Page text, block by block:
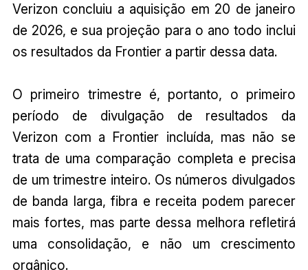
Verizon concluiu a aquisição em 20 de janeiro
de 2026, e sua projeção para o ano todo inclui
os resultados da Frontier a partir dessa data.
O primeiro trimestre é, portanto, o primeiro
período de divulgação de resultados da
Verizon com a Frontier incluída, mas não se
trata de uma comparação completa e precisa
de um trimestre inteiro. Os números divulgados
de banda larga, fibra e receita podem parecer
mais fortes, mas parte dessa melhora refletirá
uma consolidação, e não um crescimento
orgânico.